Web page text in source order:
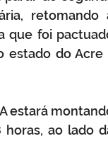
retomando
que foi
estado do Acre
estará
horas, ao lado